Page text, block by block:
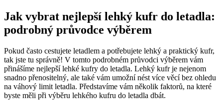
Jak vybrat nejlepší lehký kufr do letadla:
podrobný průvodce výběrem
Pokud často cestujete letadlem a potřebujete lehký a praktický kufr,
tak jste tu správně! V tomto podrobném průvodci výběrem vám
přinášíme nejlepší lehké kufry do letadla. Lehký kufr je nejenom
snadno přenositelný, ale také vám umožní nést více věcí bez ohledu
na váhový limit letadla. Představíme vám několik faktorů, na které
byste měli při výběru lehkého kufru do letadla dbát.